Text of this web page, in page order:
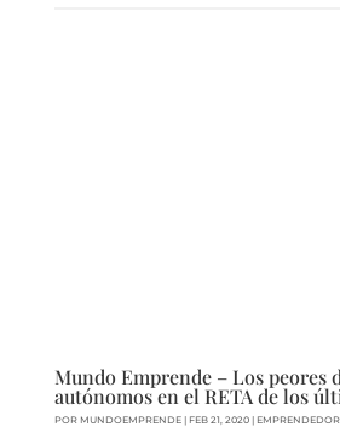
Mundo Emprende – Los peores
autónomos en el RETA de los
POR MUNDOEMPRENDE| FEB 21, 2020|